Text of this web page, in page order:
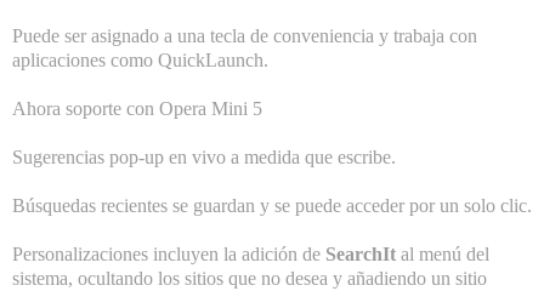
Puede ser asignado a una tecla de conveniencia y trabaja con
aplicaciones como QuickLaunch.
Ahora soporte con Opera Mini 5
Sugerencias pop-up en vivo a medida que escribe.
Búsquedas recientes se guardan y se puede acceder por un solo clic.
Personalizaciones incluyen la adición de SearchIt al menú del
sistema, ocultando los sitios que no desea y añadiendo un sitio